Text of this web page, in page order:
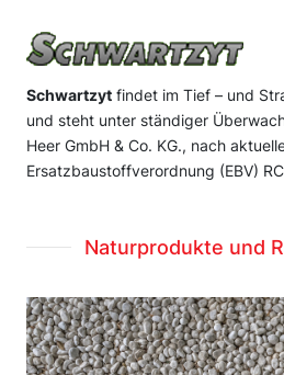
Schwartzyt findet im Tief – und
und steht unter ständiger
Heer GmbH & Co. KG., nach
Ersatzbaustoffverordnung (EBV)
Naturprodukte und